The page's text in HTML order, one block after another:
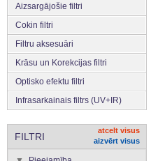
Aizsargājošie filtri
Cokin filtri
Filtru aksesuāri
Krāsu un Korekcijas filtri
Optisko efektu filtri
Infrasarkainais filtrs (UV+IR)
FILTRI
atcelt visus
aizvērt visus